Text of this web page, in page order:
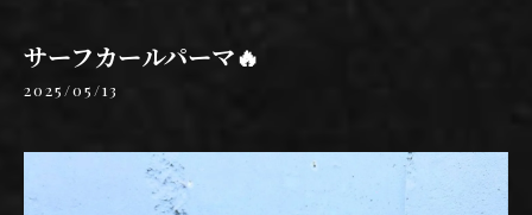
サーフカールパーマ🔥
2025/05/13